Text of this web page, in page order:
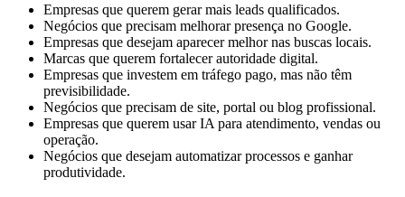
Empresas que querem gerar mais leads qualificados.
Negócios que precisam melhorar presença no Google.
Empresas que desejam aparecer melhor nas buscas locais.
Marcas que querem fortalecer autoridade digital.
Empresas que investem em tráfego pago, mas não têm
previsibilidade.
Negócios que precisam de site, portal ou blog profissional.
Empresas que querem usar IA para atendimento, vendas ou
operação.
Negócios que desejam automatizar processos e ganhar
produtividade.